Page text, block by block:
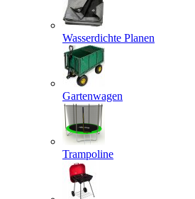
Wasserdichte Planen
Gartenwagen
Trampoline